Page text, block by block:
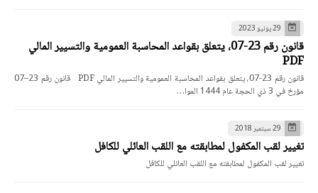
29 يونيو 2023
قانون رقم 23-07، يتعلق بقواعد المحاسبة العمومية والتسيير المالي
PDF
قانون رقم 23-07، يتعلق بقواعد المحاسبة العمومية والتسيير المالي PDF قانون رقم 23–07
مؤرخ في 3 ذي الحجة عام 1444 الموا…
29 سبتمبر 2018
تغيير لقب المكفول لمطابقته مع اللقب العائلي للكافل
تغيير لقب المكفول لمطابقته مع اللقب العائلي للكافل